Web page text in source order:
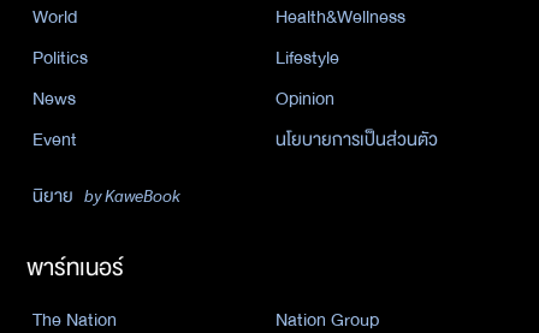
World
Health&Wellness
Politics
Lifestyle
News
Opinion
Event
นโยบายการเป็นส่วนตัว
นิยาย by KaweBook
พาร์ทเนอร์
The Nation Nation Group